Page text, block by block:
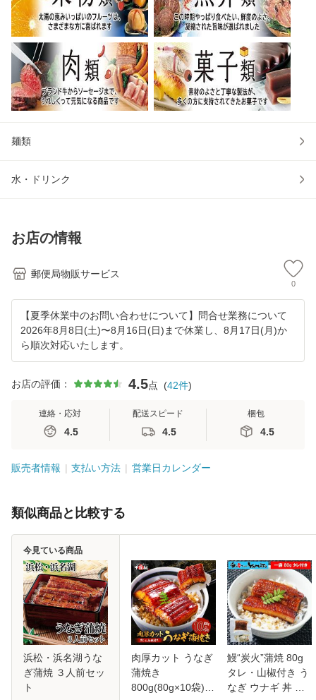
麺類
水・ドリンク
お店の情報
郵便局物販サービス
0
【夏季休業中のお問い合わせについて】問合せ業務について
2026年8月8日(土)〜8月16日(日)まで休業し、8月17日(月)か
ら順次対応いたします。
お店の評価： 4.5点 (42件)
連絡・応対
4.5
配送スピード
4.5
梱包
4.5
販売者情報 支払い方法 営業日カレンダー
類似商品と比較する
浜松・浜名湖うな
ぎ蒲焼 ３人前セッ
ト
今見ている商品
肉厚カット うなぎ
蒲焼き
800g(80g×10袋)
鰻“炭火”蒲焼 80g
タレ・山椒付き う
なぎ ウナギ 丼 丑